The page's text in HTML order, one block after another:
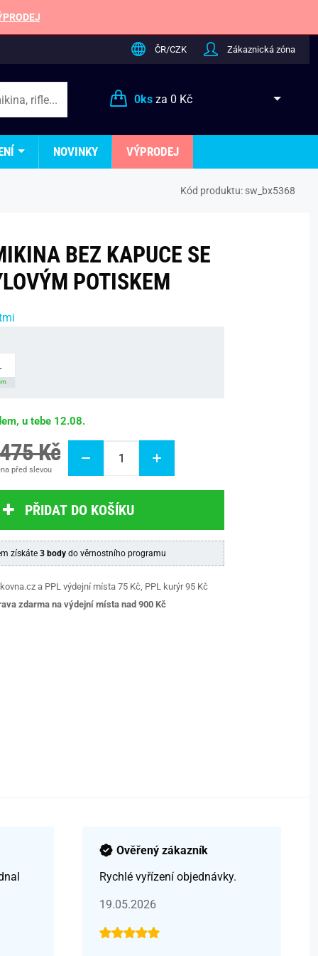
ČR/CZK Zákaznická zóna
0ksza 0 Kč
NOVINKY VÝPRODEJ
Kód produktu: sw_bx5368
BEZ KAPUCE SE
POTISKEM
u tebe 12.08.
Kč
před slevou
PŘIDAT DO KOŠÍKU
získáte 3 bodydo věrnostního programu
a PPL výdejní místa 75 Kč, PPL kurýr 95 Kč
zdarma na výdejní místa nad 900 Kč
Ověřený zákazník
Rychlé vyřízení objednávky.
19.05.2026